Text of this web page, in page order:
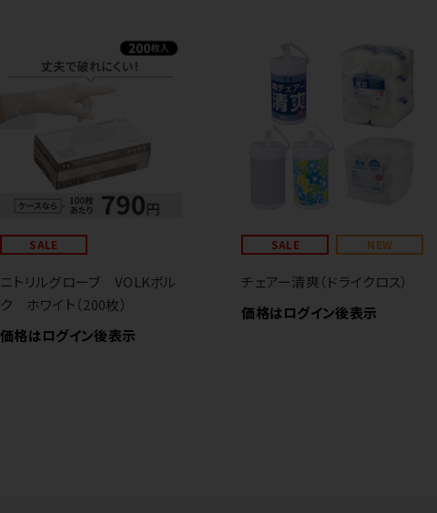
SALE
ニトリルグローブ VOLKボル
ク ホワイト（200枚）
価格はログイン後表示
SALE NEW
チェアー清爽（ドライクロス）
価格はログイン後表示